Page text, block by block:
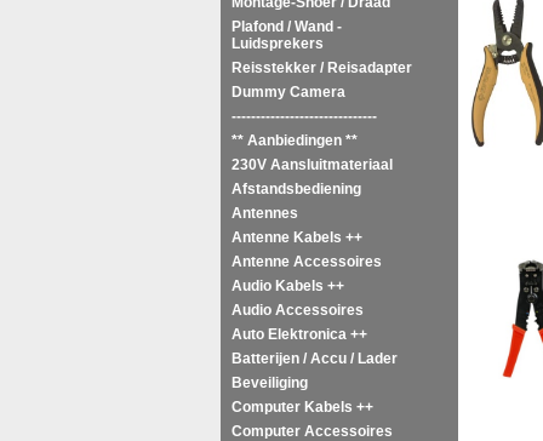
Plafond / Wand -
Luidsprekers
Reisstekker / Reisadapter
Dummy Camera
------------------------------
** Aanbiedingen **
230V Aansluitmateriaal
Afstandsbediening
Antennes
Antenne Kabels ++
Antenne Accessoires
Audio Kabels ++
Audio Accessoires
Auto Elektronica ++
Batterijen / Accu / Lader
Beveiliging
Computer Kabels ++
Computer Accessoires